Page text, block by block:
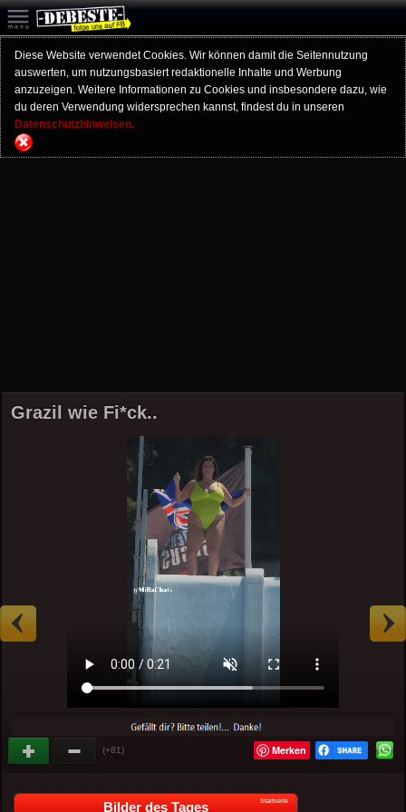
Diese Website verwendet Cookies. Wir können damit die Seitennutzung
auswerten, um nutzungsbasiert redaktionelle Inhalte und Werbung
anzuzeigen. Weitere Informationen zu Cookies und insbesondere dazu, wie
du deren Verwendung widersprechen kannst, findest du in unseren
Datenschutzhinweisen.
Grazil wie Fi*ck..
(+81) Merken
Bilder des Tages Startseite